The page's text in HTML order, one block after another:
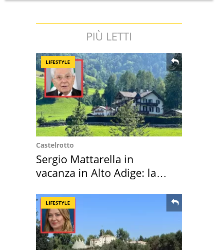
PIÙ LETTI
LIFESTYLE
Castelrotto
Sergio Mattarella in
vacanza in Alto Adige: la
LIFESTYLE